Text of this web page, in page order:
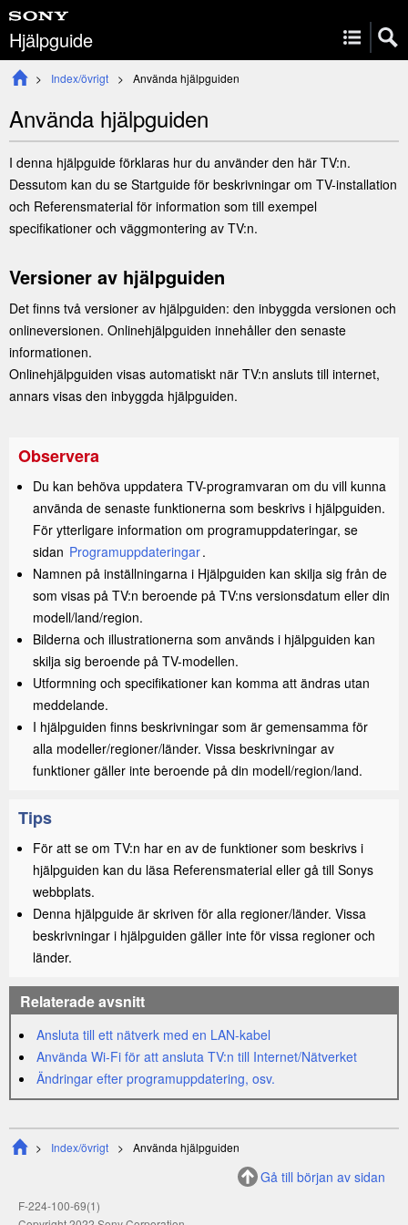
Hjälpguide
Index/övrigt Använda hjälpguiden
Använda hjälpguiden
I denna hjälpguide förklaras hur du använder den här TV:n.
Dessutom kan du se Startguide för beskrivningar om TV-installation
och Referensmaterial för information som till exempel
specifikationer och väggmontering av TV:n.
Versioner av hjälpguiden
Det finns två versioner av hjälpguiden: den inbyggda versionen och
onlineversionen. Onlinehjälpguiden innehåller den senaste
informationen.
Onlinehjälpguiden visas automatiskt när TV:n ansluts till internet,
annars visas den inbyggda hjälpguiden.
Observera
Du kan behöva uppdatera TV-programvaran om du vill kunna
använda de senaste funktionerna som beskrivs i hjälpguiden.
För ytterligare information om programuppdateringar, se
sidan Programuppdateringar.
Namnen på inställningarna i Hjälpguiden kan skilja sig från de
som visas på TV:n beroende på TV:ns versionsdatum eller din
modell/land/region.
Bilderna och illustrationerna som används i hjälpguiden kan
skilja sig beroende på TV-modellen.
Utformning och specifikationer kan komma att ändras utan
meddelande.
I hjälpguiden finns beskrivningar som är gemensamma för
alla modeller/regioner/länder. Vissa beskrivningar av
funktioner gäller inte beroende på din modell/region/land.
Tips
För att se om TV:n har en av de funktioner som beskrivs i
hjälpguiden kan du läsa Referensmaterial eller gå till Sonys
webbplats.
Denna hjälpguide är skriven för alla regioner/länder. Vissa
beskrivningar i hjälpguiden gäller inte för vissa regioner och
länder.
Relaterade avsnitt
Ansluta till ett nätverk med en LAN-kabel
Använda Wi-Fi för att ansluta TV:n till Internet/Nätverket
Ändringar efter programuppdatering, osv.
Index/övrigt Använda hjälpguiden
Gå till början av sidan
F-224-100-69(1)